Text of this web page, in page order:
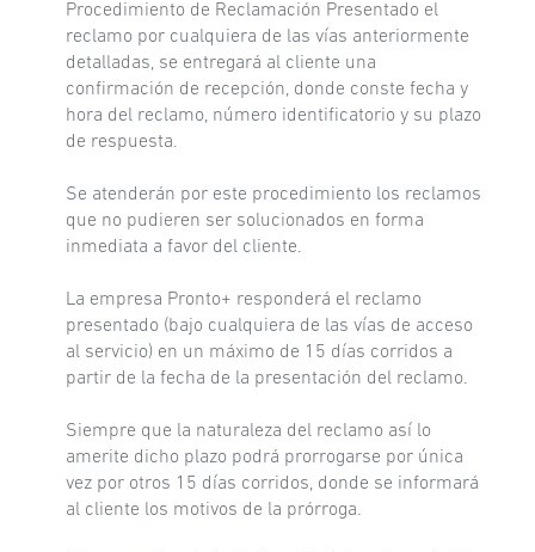
Procedimiento de Reclamación Presentado el
reclamo por cualquiera de las vías anteriormente
detalladas, se entregará al cliente una
confirmación de recepción, donde conste fecha y
hora del reclamo, número identificatorio y su plazo
de respuesta.
Se atenderán por este procedimiento los reclamos
que no pudieren ser solucionados en forma
inmediata a favor del cliente.
La empresa Pronto+ responderá el reclamo
presentado (bajo cualquiera de las vías de acceso
al servicio) en un máximo de 15 días corridos a
partir de la fecha de la presentación del reclamo.
Siempre que la naturaleza del reclamo así lo
amerite dicho plazo podrá prorrogarse por única
vez por otros 15 días corridos, donde se informará
al cliente los motivos de la prórroga.